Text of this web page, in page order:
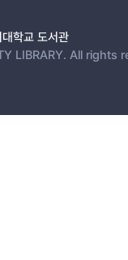
학교 도서관
LIBRARY. All rights